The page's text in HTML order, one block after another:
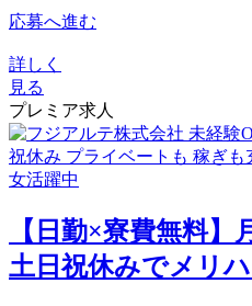
応募へ進む
詳しく
見る
プレミア求人
【日勤×寮費無料】
土日祝休みでメリ